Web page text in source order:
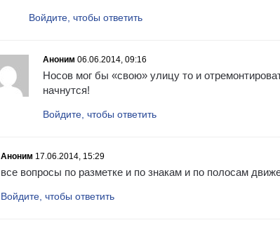
Войдите, чтобы ответить
Аноним 06.06.2014, 09:16
Носов мог бы «свою» улицу то и
начнутся!
Войдите, чтобы ответить
Аноним 17.06.2014, 15:29
все вопросы по разметке и по знакам и по полосам
Войдите, чтобы ответить